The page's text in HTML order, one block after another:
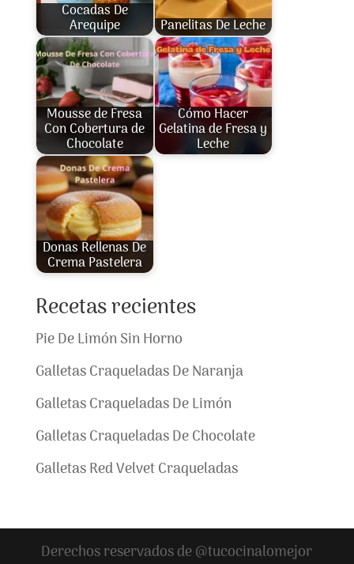
Cocadas De
Arequipe Panelitas De Leche
Mousse de Fresa
Con Cobertura de
Chocolate
Cómo Hacer
Gelatina de Fresa y
Leche
Donas Rellenas De
Crema Pastelera
Recetas recientes
Pie De Limón Sin Horno
Galletas Craqueladas De Naranja
Galletas Craqueladas De Limón
Galletas Craqueladas De Chocolate
Galletas Red Velvet Craqueladas
Derechos reservados de @tucocinalomejor